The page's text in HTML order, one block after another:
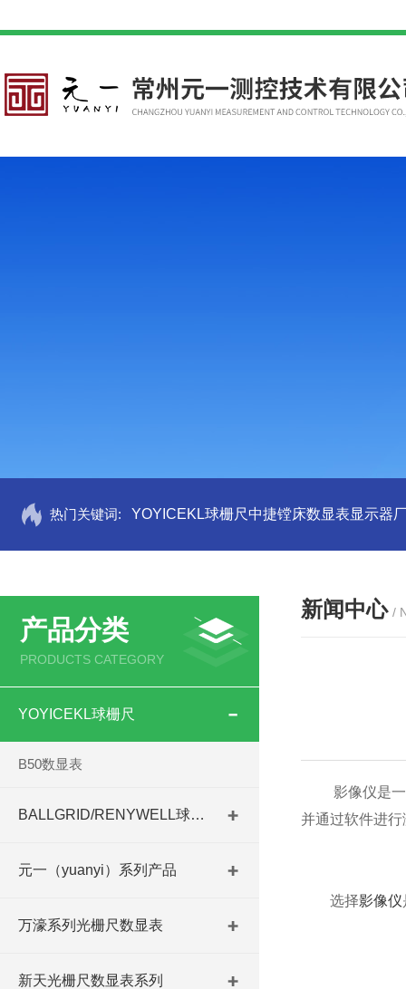
热门关键词: YOYICEKL球栅尺中捷镗床数显表显示器
产品分类
PRODUCTS CATEGORY
YOYICEKL球栅尺
B50数显表
BALLGRID/RENYWELL球栅尺
元一（yuanyi）系列产品
万濠系列光栅尺数显表
新天光栅尺数显表系列
新闻中心 /
影像仪是一种
并通过软件进
选择影像仪